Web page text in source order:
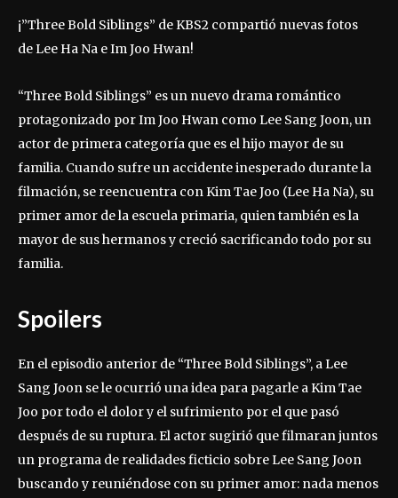
¡”Three Bold Siblings” de KBS2 compartió nuevas fotos
de Lee Ha Na e Im Joo Hwan!
“Three Bold Siblings” es un nuevo drama romántico
protagonizado por Im Joo Hwan como Lee Sang Joon, un
actor de primera categoría que es el hijo mayor de su
familia. Cuando sufre un accidente inesperado durante la
filmación, se reencuentra con Kim Tae Joo (Lee Ha Na), su
primer amor de la escuela primaria, quien también es la
mayor de sus hermanos y creció sacrificando todo por su
familia.
Spoilers
En el episodio anterior de “Three Bold Siblings”, a Lee
Sang Joon se le ocurrió una idea para pagarle a Kim Tae
Joo por todo el dolor y el sufrimiento por el que pasó
después de su ruptura. El actor sugirió que filmaran juntos
un programa de realidades ficticio sobre Lee Sang Joon
buscando y reuniéndose con su primer amor: nada menos